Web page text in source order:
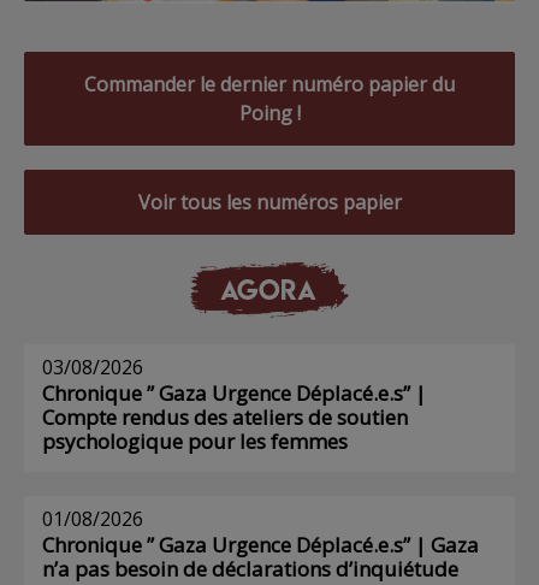
Commander le dernier numéro papier du
Poing !
Voir tous les numéros papier
AGORA
03/08/2026
Chronique ” Gaza Urgence Déplacé.e.s” |
Compte rendus des ateliers de soutien
psychologique pour les femmes
01/08/2026
Chronique ” Gaza Urgence Déplacé.e.s” | Gaza
n’a pas besoin de déclarations d’inquiétude